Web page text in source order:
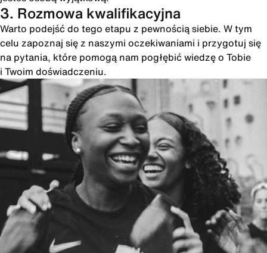
3. Rozmowa kwalifikacyjna
Warto podejść do tego etapu z pewnością siebie. W tym
celu zapoznaj się z naszymi oczekiwaniami i przygotuj się
na pytania, które pomogą nam pogłębić wiedzę o Tobie
i Twoim doświadczeniu.